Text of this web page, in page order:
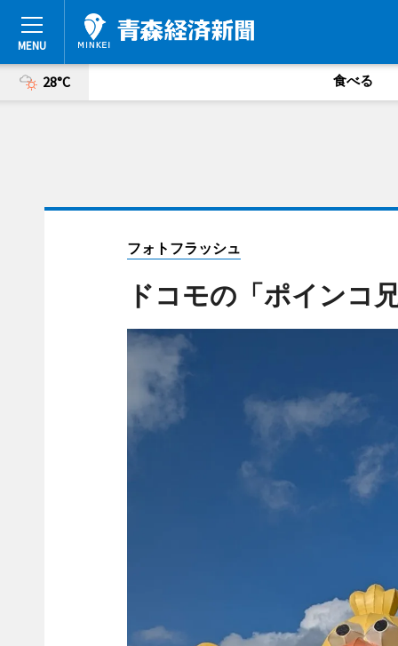
28°C 食べる
フォトフラッシュ
ドコモの「ポインコ